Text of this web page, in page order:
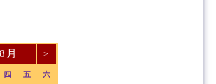
月 >
四 五 六